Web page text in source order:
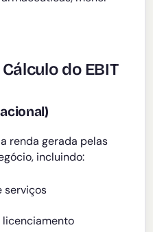
do EBIT
renda gerada pelas
incluindo:
serviços
licenciamento